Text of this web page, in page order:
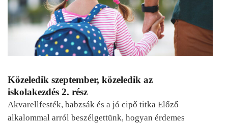
Közeledik szeptember, közeledik az
iskolakezdés 2. rész
Akvarellfesték, babzsák és a jó cipő titka Előző
alkalommal arról beszélgettünk, hogyan érdemes